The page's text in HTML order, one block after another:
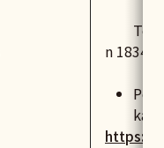
n 1834
kala:
https://